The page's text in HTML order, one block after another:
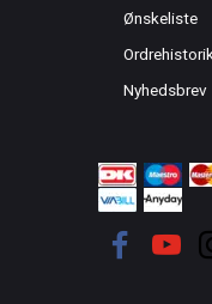
Ønskeliste
Nyhedsbrev